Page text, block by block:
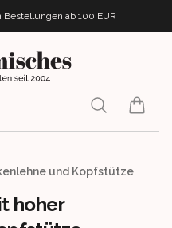
Bestellungen ab 100 EUR
Search
items
und Kopfstütze
hoher